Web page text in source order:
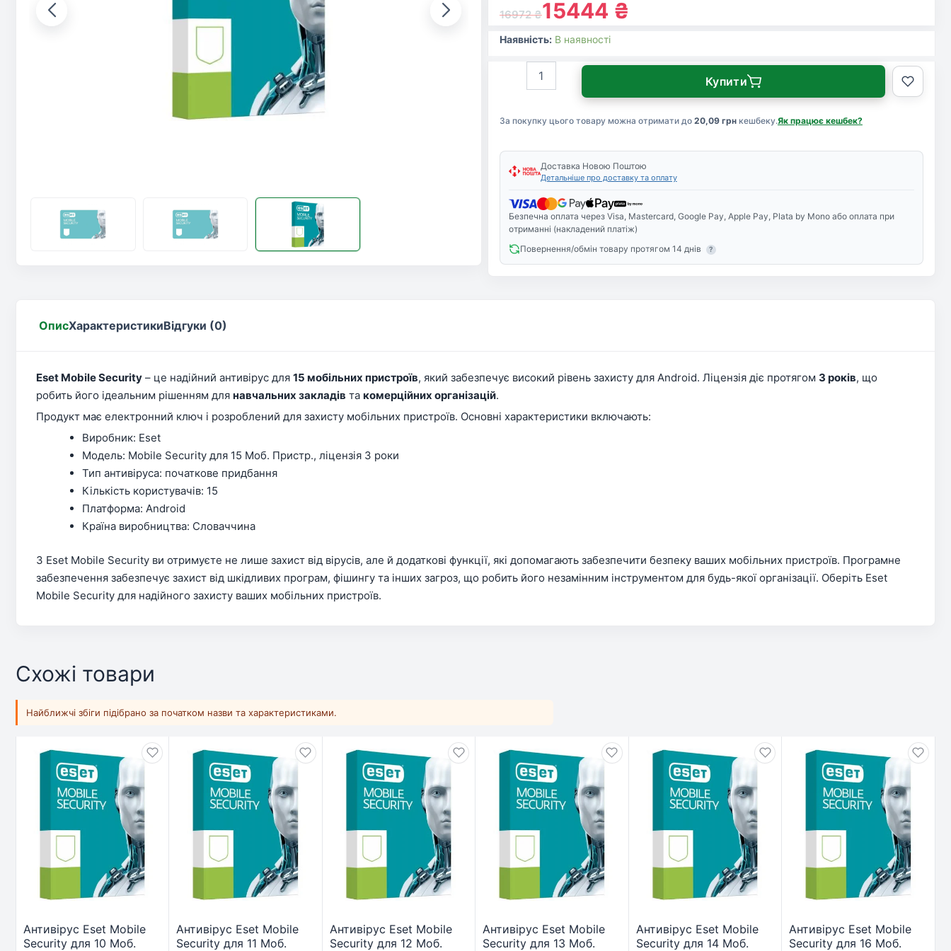
16972₴15444 ₴
Наявність: В наявності
За покупку цього товару можна отримати до 20,09 грнкешбеку.Як працює кешбек?
для
Моб.
Пристр.,
ліцензія
(27_15_3)
кількість
Купити
Доставка Новою Поштою
Детальніше про доставку та оплату
Безпечна оплата через Visa, Mastercard, Google Pay, Apple Pay, Plata by Mono або оплата при
отриманні (накладений платіж)
Повернення/обмін товару протягом 14 днів
?
ОписХарактеристикиВідгуки (0)
Eset Mobile Security – це надійний антивірус для 15 мобільних пристроїв, який забезпечує високий рівень захисту для Android. Ліцензія діє протягом 3 років, що
робить його ідеальним рішенням для навчальних закладів та комерційних організацій.
Продукт має електронний ключ і розроблений для захисту мобільних пристроїв. Основні характеристики включають:
Виробник: Eset
Модель: Mobile Security для 15 Моб. Пристр., ліцензія 3 роки
Тип антивіруса: початкове придбання
Кількість користувачів: 15
Платформа: Android
Країна виробництва: Словаччина
З Eset Mobile Security ви отримуєте не лише захист від вірусів, але й додаткові функції, які допомагають забезпечити безпеку ваших мобільних пристроїв. Програмне
забезпечення забезпечує захист від шкідливих програм, фішингу та інших загроз, що робить його незамінним інструментом для будь-якої організації. Оберіть Eset
Mobile Security для надійного захисту ваших мобільних пристроїв.
Схожі товари
Найближчі збіги підібрано за початком назви та характеристиками.
Антивірус Eset Mobile
Security для 10 Моб.
Антивірус Eset Mobile
Security для 11 Моб.
Антивірус Eset Mobile
Security для 12 Моб.
Антивірус Eset Mobile
Security для 13 Моб.
Антивірус Eset Mobile
Security для 14 Моб.
Антивірус Eset Mobile
Security для 16 Моб.